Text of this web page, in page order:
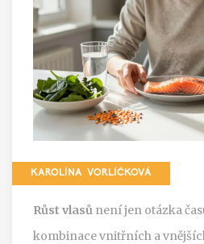
KAROLÍNA VORLÍČKOVÁ
Růst vlasů není jen otázka
kombinace vnitřních a